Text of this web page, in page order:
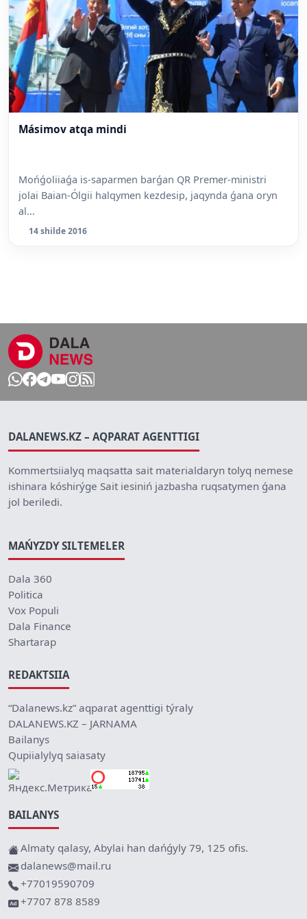
Másimov atqa mindi
Mońǵoliiaǵa is-saparmen barǵan QR Premer-ministri
jolai Baian-Ólgii halqymen kezdesip, jaqynda ǵana oryn
al...
14 shilde 2016
DALANEWS.KZ – AQPARAT AGENTTIGI
Kommertsiialyq maqsatta sait materialdaryn tolyq nemese
ishinara kóshirýge Sait iesiniń jazbasha ruqsatymen ǵana
jol beriledi.
MAŃYZDY SILTEMELER
Dala 360
Politica
Vox Populi
Dala Finance
Shartarap
REDAKTSIIA
“Dalanews.kz” aqparat agenttigi týraly
DALANEWS.KZ – JARNAMA
Bailanys
Qupiialylyq saiasaty
BAILANYS
Almaty qalasy, Abylai han dańǵyly 79, 125 ofis.
dalanews@mail.ru
+77019590709
+7707 878 8589